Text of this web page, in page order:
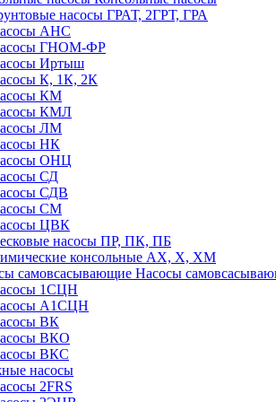
насосы ГРАТ, 2ГРТ, ГРА
АНС
ГНОМ-ФР
Иртыш
К, 1К, 2К
КМ
КМЛ
ЛМ
НК
ОНЦ
СД
СДВ
СМ
ЦВК
насосы ПР, ПК, ПБ
консольные АХ, Х, ХМ
Насосы
1СЦН
А1СЦН
ВК
ВКО
ВКС
насосы
2FRS